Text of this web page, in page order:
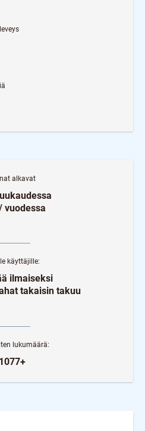
alkavat
vuodessa
käyttäjille:
ilmaiseksi
takaisin takuu
lukumäärä:
1077+